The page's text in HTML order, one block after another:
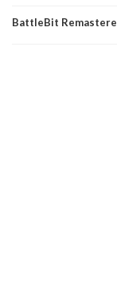
BattleBit